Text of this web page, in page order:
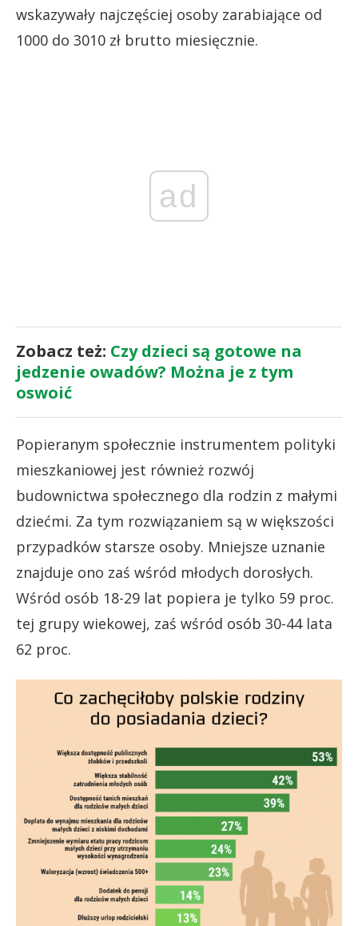
wskazywały najczęściej osoby zarabiające od
1000 do 3010 zł brutto miesięcznie.
ad
Zobacz też: Czy dzieci są gotowe na
jedzenie owadów? Można je z tym
oswoić
Popieranym społecznie instrumentem polityki
mieszkaniowej jest również rozwój
budownictwa społecznego dla rodzin z małymi
dziećmi. Za tym rozwiązaniem są w większości
przypadków starsze osoby. Mniejsze uznanie
znajduje ono zaś wśród młodych dorosłych.
Wśród osób 18-29 lat popiera je tylko 59 proc.
tej grupy wiekowej, zaś wśród osób 30-44 lata
62 proc.